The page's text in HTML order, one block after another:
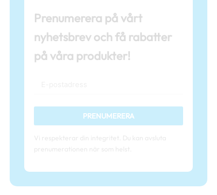
Prenumerera på vårt
nyhetsbrev och få rabatter
på våra produkter!
PRENUMERERA